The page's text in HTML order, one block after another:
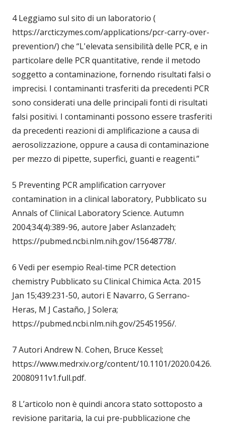
4 Leggiamo sul sito di un laboratorio (
https://arcticzymes.com/applications/pcr-carry-over-
prevention/) che “L'elevata sensibilità delle PCR, e in
particolare delle PCR quantitative, rende il metodo
soggetto a contaminazione, fornendo risultati falsi o
imprecisi. I contaminanti trasferiti da precedenti PCR
sono considerati una delle principali fonti di risultati
falsi positivi. I contaminanti possono essere trasferiti
da precedenti reazioni di amplificazione a causa di
aerosolizzazione, oppure a causa di contaminazione
per mezzo di pipette, superfici, guanti e reagenti.”
5 Preventing PCR amplification carryover
contamination in a clinical laboratory, Pubblicato su
Annals of Clinical Laboratory Science. Autumn
2004;34(4):389-96, autore Jaber Aslanzadeh;
https://pubmed.ncbi.nlm.nih.gov/15648778/.
6 Vedi per esempio Real-time PCR detection
chemistry Pubblicato su Clinical Chimica Acta. 2015
Jan 15;439:231-50, autori E Navarro, G Serrano-
Heras, M J Castaño, J Solera;
https://pubmed.ncbi.nlm.nih.gov/25451956/.
7 Autori Andrew N. Cohen, Bruce Kessel;
https://www.medrxiv.org/content/10.1101/2020.04.26.
20080911v1.full.pdf.
8 L’articolo non è quindi ancora stato sottoposto a
revisione paritaria, la cui pre-pubblicazione che